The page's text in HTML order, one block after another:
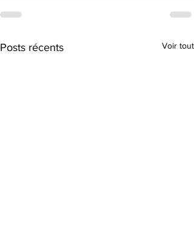
Posts récents Voir tout